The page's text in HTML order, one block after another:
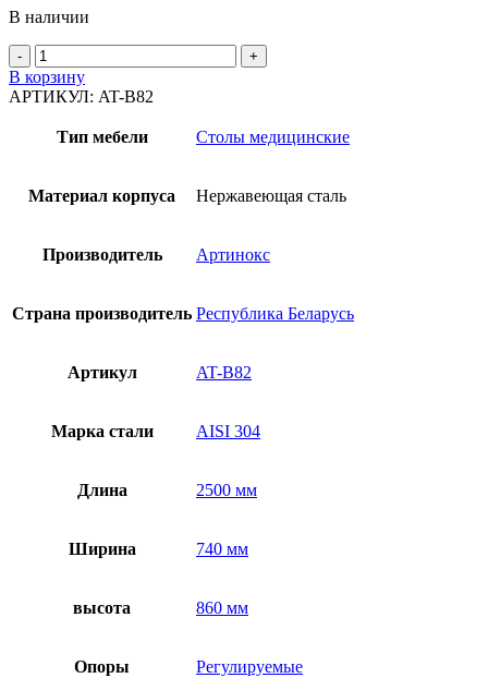
В наличии
Количество
товара
Стол
вскрытий
В корзину
АРТИКУЛ: AT-B82
Тип мебели Столы медицинские
Материал корпуса Нержавеющая сталь
Производитель Артинокс
Страна производитель Республика Беларусь
Артикул AT-B82
Марка стали AISI 304
Длина 2500 мм
Ширина 740 мм
высота 860 мм
Опоры Регулируемые